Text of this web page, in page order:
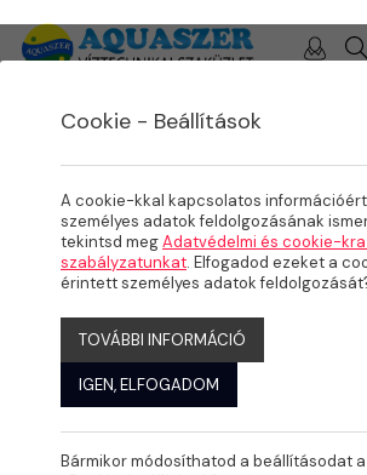
Cookie - Beállítások
A cookie-kkal kapcsolatos
személyes adatok feldolgozásának
tekintsd megAdatvédelmi és cookie-
szabályzatunkat. Elfogadod ezeket a
érintett személyes adatok
TOVÁBBI INFORMÁCIÓ
IGEN, ELFOGADOM
Bármikor módosíthatod a beállításodat